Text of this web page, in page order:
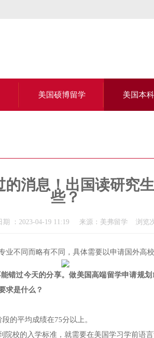
美国硕博留学 美国本
消息！出国读研究
些？
：2023-04-19 11:19 来源：美弗留学 浏览次
不同而略有不同，具体需要以申请国外高
错过今天的分享。做美国高端留学申请规划
求是什么？
的平均成绩在75分以上。
校的入学标准，就需要在美国学习学前语言